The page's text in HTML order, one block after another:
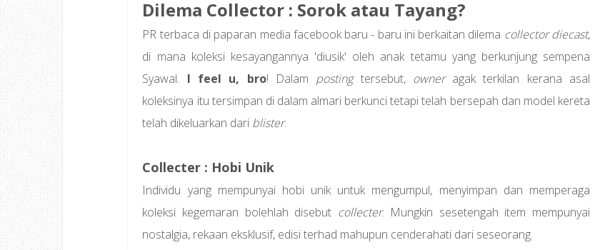
Dilema Collector : Sorok atau Tayang?
PR terbaca di paparan media facebook baru - baru ini berkaitan dilema collector diecast,
di mana koleksi kesayangannya 'diusik' oleh anak tetamu yang berkunjung sempena
Syawal. I feel u, bro! Dalam postingtersebut, owneragak terkilan kerana asal
koleksinya itu tersimpan di dalam almari berkunci tetapi telah bersepah dan model kereta
telah dikeluarkan dari blister.
Collecter : Hobi Unik
Individu yang mempunyai hobi unik untuk mengumpul, menyimpan dan memperaga
koleksi kegemaran bolehlah disebut collecter. Mungkin sesetengah item mempunyai
nostalgia, rekaan eksklusif, edisi terhad mahupun cenderahati dari seseorang.